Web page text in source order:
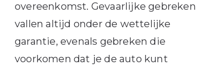
overeenkomst. Gevaarlijke gebreken
vallen altijd onder de wettelijke
garantie, evenals gebreken die
voorkomen dat je de auto kunt